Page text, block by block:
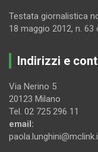
Testata giornalistica
18 maggio 2012, n. 63
Indirizzi e
Via Nerino 5
20123 Milano
Tel. 02 725 296 11
email: